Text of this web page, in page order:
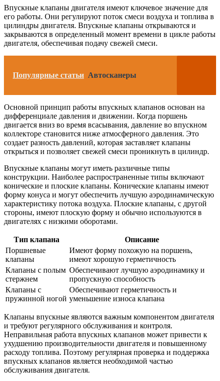
Впускные клапаны двигателя имеют ключевое значение для
его работы. Они регулируют поток смеси воздуха и топлива в
цилиндры двигателя. Впускные клапаны открываются и
закрываются в определенный момент времени в цикле работы
двигателя, обеспечивая подачу свежей смеси.
Популярные статьи Автосканеры
Основной принцип работы впускных клапанов основан на
дифференциале давления и движении. Когда поршень
двигается вниз во время всасывания, давление во впускном
коллекторе становится ниже атмосферного давления. Это
создает разность давлений, которая заставляет клапаны
открыться и позволяет свежей смеси проникнуть в цилиндр.
Впускные клапаны могут иметь различные типы
конструкции. Наиболее распространенные типы включают
конические и плоские клапаны. Конические клапаны имеют
форму конуса и могут обеспечить лучшую аэродинамическую
характеристику потока воздуха. Плоские клапаны, с другой
стороны, имеют плоскую форму и обычно используются в
двигателях с низкими оборотами.
Тип клапана
Описание
Поршневые
клапаны
Имеют форму похожую на поршень,
имеют хорошую герметичность
Клапаны с полым
стержнем
Обеспечивают лучшую аэродинамику и
пропускную способность
Клапаны с
пружинной ногой
Обеспечивают герметичность и
уменьшение износа клапана
Клапаны впускные являются важным компонентом двигателя
и требуют регулярного обслуживания и контроля.
Неправильная работа впускных клапанов может привести к
ухудшению производительности двигателя и повышенному
расходу топлива. Поэтому регулярная проверка и поддержка
впускных клапанов является необходимой частью
обслуживания двигателя.